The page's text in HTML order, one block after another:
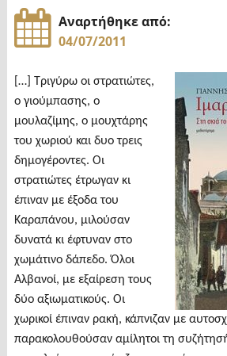
Αναρτήθηκε από:
04/07/2011
[…] Τριγύρω οι στρατιώτες,
ο γιούμπασης, ο
μουλαζίμης, ο μουχτάρης
του χωριού και δυο τρεις
δημογέροντες. Οι
στρατιώτες έτρωγαν κι
έπιναν με έξοδα του
Καραπάνου, μιλούσαν
δυνατά κι έφτυναν στο
χωμάτινο δάπεδο. Όλοι
Αλβανοί, με εξαίρεση τους
δύο αξιωματικούς. Οι
χωρικοί έπιναν ρακή, κάπνιζαν με
παρακολουθούσαν αμίλητοι τη